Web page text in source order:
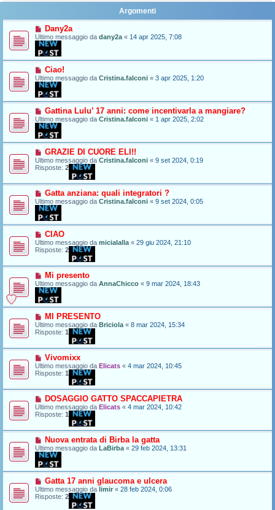
Argomenti
Dany2a
Ultimo messaggio da dany2a « 14 apr 2025, 7:08
Ciao!
Ultimo messaggio da Cristina.falconi « 3 apr 2025, 1:20
Gattina Lulu’ 17 anni: come incentivarla a mangiare?
Ultimo messaggio da Cristina.falconi « 1 apr 2025, 2:02
GRAZIE DI CUORE ELI!!
Ultimo messaggio da Cristina.falconi « 9 set 2024, 0:19
Risposte: 2
Gatta anziana: quali integratori ?
Ultimo messaggio da Cristina.falconi « 9 set 2024, 0:05
CIAO
Ultimo messaggio da micialalla « 29 giu 2024, 21:10
Risposte: 2
Mi presento
Ultimo messaggio da AnnaChicco « 9 mar 2024, 18:43
MI PRESENTO
Ultimo messaggio da Briciola « 8 mar 2024, 15:34
Risposte: 1
Vivomixx
Ultimo messaggio da Elicats « 4 mar 2024, 10:45
Risposte: 1
DOSAGGIO GATTO SPACCAPIETRA
Ultimo messaggio da Elicats « 4 mar 2024, 10:42
Risposte: 1
Nuova entrata di Birba la gatta
Ultimo messaggio da LaBirba « 29 feb 2024, 13:31
Gatta 17 anni glaucoma e ulcera
Ultimo messaggio da limir « 28 feb 2024, 0:06
Risposte: 2